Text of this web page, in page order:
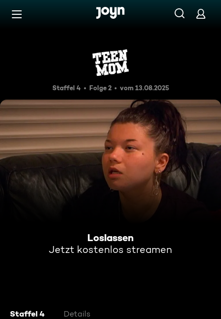
Zum Inhalt springen
Loslassen
Staffel 4 Folge 2 vom 13.08.2025
Loslassen
Jetzt kostenlos streamen
Staffel 4 Details